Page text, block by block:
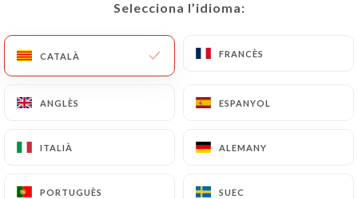
Selecciona l’idioma:
CATALÀ FRANCÈS
ANGLÈS ESPANYOL
ITALIÀ ALEMANY
PORTUGUÈS SUEC
INICI/CONTACTAR
Selecciona l’idioma:
CATALÀ FRANCÈS
ANGLÈS ESPANYOL
ITALIÀ ALEMANY
PORTUGUÈS SUEC